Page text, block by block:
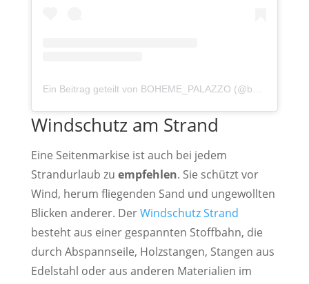
Windschutz am Strand
Eine Seitenmarkise ist auch bei jedem
Strandurlaub zu empfehlen. Sie schützt vor
Wind, herum fliegenden Sand und ungewollten
Blicken anderer. DerWindschutz Strand
besteht aus einer gespannten Stoffbahn, die
durch Abspannseile, Holzstangen, Stangen aus
Edelstahl oder aus anderen Materialien im